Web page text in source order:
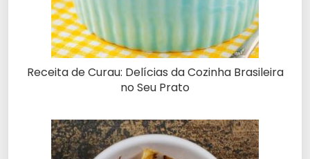
Receita de Curau: Delícias da Cozinha Brasileira
no Seu Prato